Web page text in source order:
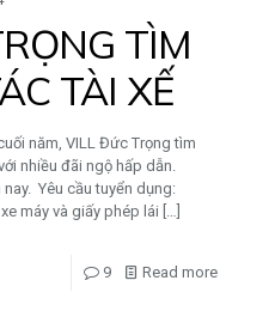
TÌM
TÀI XẾ
năm, VILL Đức Trọng tìm
nhiều đãi ngộ hấp dẫn.
Yêu cầu tuyển dụng:
máy và giấy phép lái […]
9 Read more